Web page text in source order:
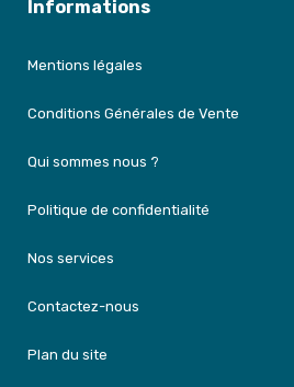
Informations
Mentions légales
Conditions Générales de Vente
Qui sommes nous ?
Politique de confidentialité
Nos services
Contactez-nous
Plan du site